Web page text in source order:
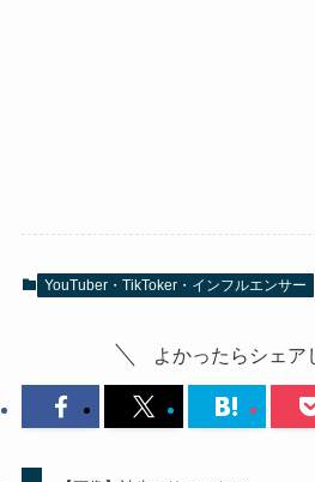
YouTuber・TikToker・インフルエンサー
よかったらシェア